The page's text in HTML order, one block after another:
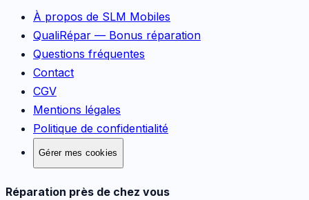
À propos de SLM Mobiles
QualiRépar — Bonus réparation
Questions fréquentes
Contact
CGV
Mentions légales
Politique de confidentialité
Gérer mes cookies
Réparation près de chez vous